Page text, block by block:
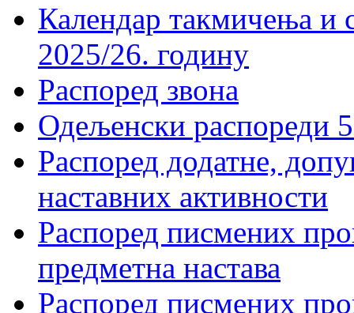
Календар такмичења
2025/26. годину
Распоред звона
Одељенски распореди
Распоред додатне,
наставних активности
Распоред писмених
предметна настава
Распоред писмених